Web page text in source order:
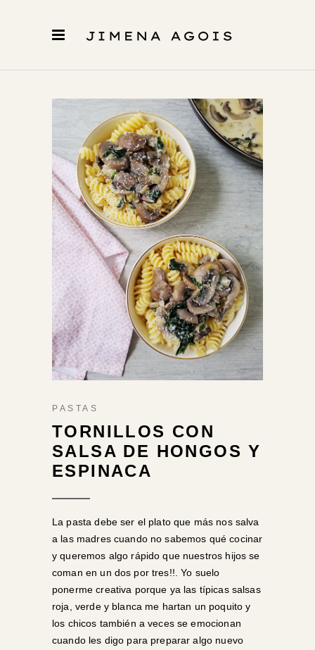
PASTAS
TORNILLOS CON
SALSA DE HONGOS Y
ESPINACA
La pasta debe ser el plato que más nos salva
a las madres cuando no sabemos qué cocinar
y queremos algo rápido que nuestros hijos se
coman en un dos por tres!!. Yo suelo
ponerme creativa porque ya las típicas salsas
roja, verde y blanca me hartan un poquito y
los chicos también a veces se emocionan
cuando les digo para preparar algo nuevo